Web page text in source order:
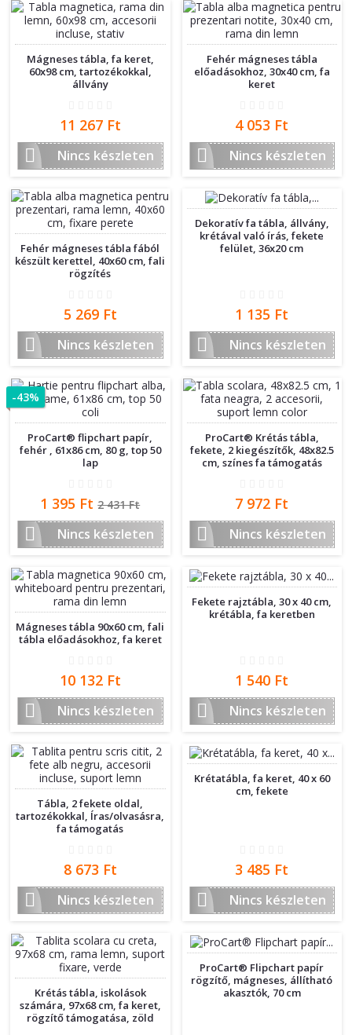
Mágneses tábla, fa keret,
60x98 cm, tartozékokkal,
állvány
Ár
11 267 Ft
 Nincs készleten
Fehér mágneses tábla
előadásokhoz, 30x40 cm, fa
keret
Ár
4 053 Ft
 Nincs készleten
Fehér mágneses tábla fából
készült kerettel, 40x60 cm, fali
rögzítés
Ár
5 269 Ft
 Nincs készleten
Dekoratív fa tábla, állvány,
krétával való írás, fekete
felület, 36x20 cm
Ár
1 135 Ft
 Nincs készleten
ProCart® flipchart papír,
fehér , 61x86 cm, 80 g, top 50
lap
Ár
1 395 Ft Normál
ár
2 431 Ft
 Nincs készleten
-43%
ProCart® Krétás tábla,
fekete, 2 kiegészítők, 48x82.5
cm, színes fa támogatás
Ár
7 972 Ft
 Nincs készleten
Mágneses tábla 90x60 cm, fali
tábla előadásokhoz, fa keret
Ár
10 132 Ft
 Nincs készleten
Fekete rajztábla, 30 x 40 cm,
krétábla, fa keretben
Ár
1 540 Ft
 Nincs készleten
Tábla, 2 fekete oldal,
tartozékokkal, Íras/olvasásra,
fa támogatás
Ár
8 673 Ft
 Nincs készleten
Krétatábla, fa keret, 40 x 60
cm, fekete
Ár
3 485 Ft
 Nincs készleten
Krétás tábla, iskolások
számára, 97x68 cm, fa keret,
rögzítő támogatása, zöld
ProCart® Flipchart papír
rögzítő, mágneses, állítható
akasztók, 70 cm